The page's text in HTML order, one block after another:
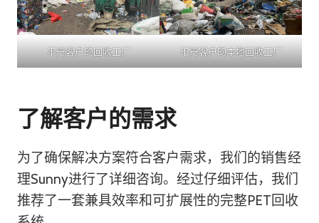
不丹客户的回收工厂 不丹客户的本地回收工厂
了解客户的需求
为了确保解决方案符合客户需求，我们的销售经
理Sunny进行了详细咨询。经过仔细评估，我们
推荐了一套兼具效率和可扩展性的完整PET回收